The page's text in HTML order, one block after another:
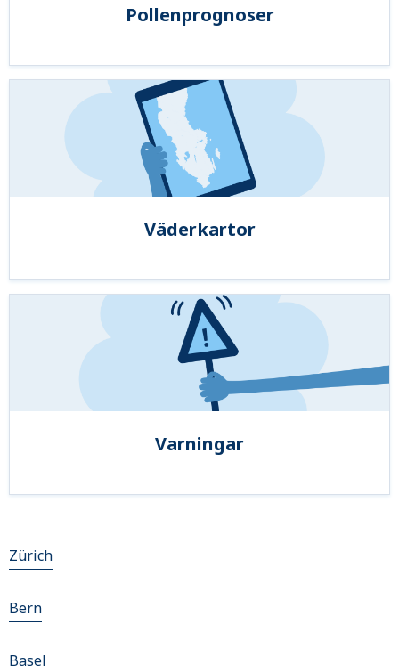
Pollenprognoser
Väderkartor
Varningar
Zürich
Bern
Basel